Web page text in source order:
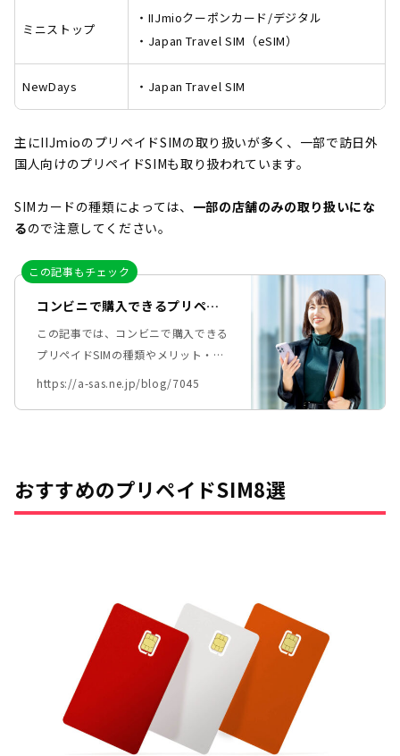
ミニストップ
・IIJmioクーポンカード/デジタル
・Japan Travel SIM（eSIM）
NewDays ・Japan Travel SIM
主にIIJmioのプリペイドSIMの取り扱いが多く、一部で訪日外
国人向けのプリペイドSIMも取り扱われています。
SIMカードの種類によっては、 一部の店舗のみの取り扱いにな
るので注意してください。
この記事もチェック
コンビニで購入できるプリペイ
ドSIMの種類やメリットとは？
おすすめのプリペイドSIMも紹
介
この記事では、コンビニで購入できる
プリペイドSIMの種類やメリット・デ
メリットを解説します。また、コンビ
https://a-sas.ne.jp/blog/7045
おすすめのプリペイドSIM8選